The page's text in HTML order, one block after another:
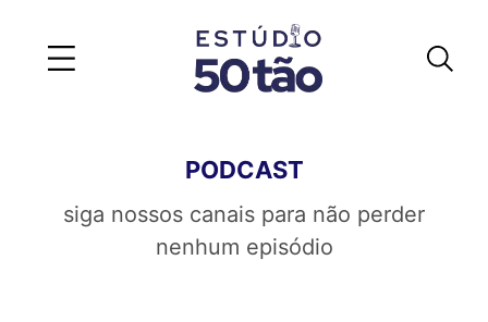
PODCAST
siga nossos canais para não perder
nenhum episódio